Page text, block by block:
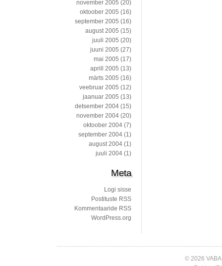
november 2005 (20)
oktoober 2005 (16)
september 2005 (16)
august 2005 (15)
juuli 2005 (20)
juuni 2005 (27)
mai 2005 (17)
aprill 2005 (13)
märts 2005 (16)
veebruar 2005 (12)
jaanuar 2005 (13)
detsember 2004 (15)
november 2004 (20)
oktoober 2004 (7)
september 2004 (1)
august 2004 (1)
juuli 2004 (1)
Meta
Logi sisse
Postituste RSS
Kommentaaride RSS
WordPress.org
© 2026